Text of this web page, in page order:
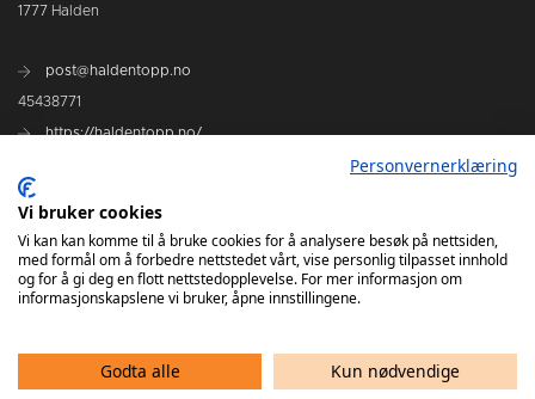
1777 Halden
post@haldentopp.no
45438771
https://haldentopp.no/
Se Hans Petter Willes bildearkiv
Personvernerklæring
Vi bruker cookies
Vi kan kan komme til å bruke cookies for å analysere besøk på nettsiden,
med formål om å forbedre nettstedet vårt, vise personlig tilpasset innhold
og for å gi deg en flott nettstedopplevelse. For mer informasjon om
informasjonskapslene vi bruker, åpne innstillingene.
Godta alle Kun nødvendige